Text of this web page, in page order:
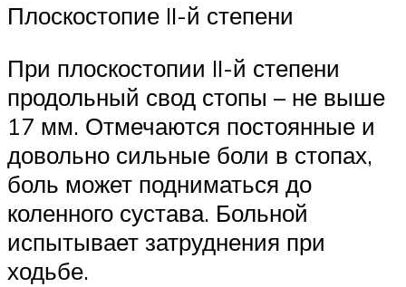
Плоскостопие II-й степени
При плоскостопии II-й степени
продольный свод стопы – не выше
17 мм. Отмечаются постоянные и
довольно сильные боли в стопах,
боль может подниматься до
коленного сустава. Больной
испытывает затруднения при
ходьбе.